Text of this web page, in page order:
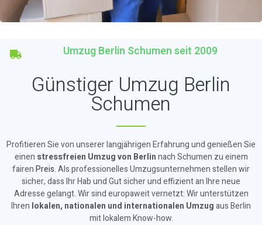
Umzug Berlin Schumen seit 2009
Günstiger Umzug Berlin
Schumen
Profitieren Sie von unserer langjährigen Erfahrung und genießen Sie
einen stressfreien Umzug von Berlinnach Schumen zu einem
fairenPreis. Als professionelles Umzugsunternehmen stellen wir
sicher, dass Ihr Hab und Gut sicher und effizient an Ihre neue
Adresse gelangt. Wir sind europaweit vernetzt: Wir unterstützen
Ihren lokalen, nationalen und internationalen Umzugaus Berlin
mit lokalem Know-how.